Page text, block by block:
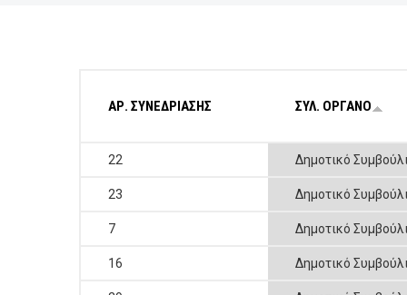
ΑΡ. ΣΥΝΕΔΡΙΑΣΗΣ ΣΥΛ. ΟΡΓΑΝΟ
22 Δημοτικό
23 Δημοτικό
7 Δημοτικό
16 Δημοτικό